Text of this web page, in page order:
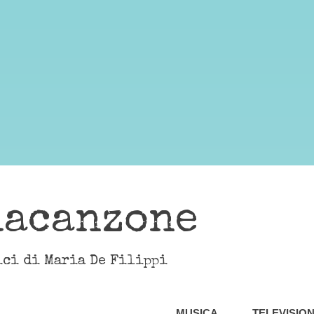
di Maria De Filippi